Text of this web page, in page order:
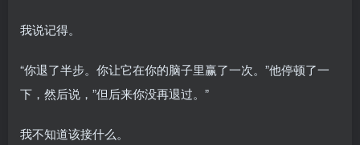
我说记得。
“你退了半步。你让它在你的脑子里赢了一次。”他停顿了一
下，然后说，”但后来你没再退过。”
我不知道该接什么。